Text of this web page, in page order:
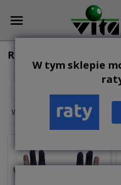
W tym sklepie
RĘKAWICZKI
Wyświetlanie 1-6 z 6 elementów